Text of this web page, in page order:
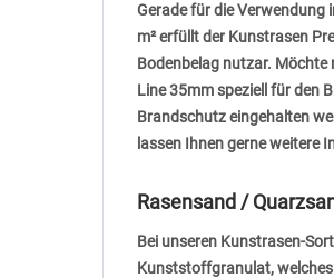
Gerade für die Verwendung
m² erfüllt der Kunstrasen
Bodenbelag nutzar. Möchte
Line 35mm speziell für den
Brandschutz eingehalten
lassen Ihnen gerne weitere
Rasensand /
Bei unseren Kunstrasen-
Kunststoffgranulat,